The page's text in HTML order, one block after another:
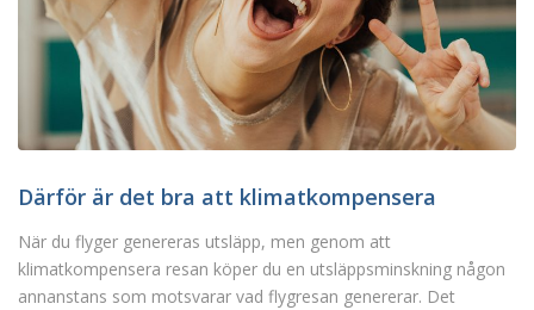
Därför är det bra att klimatkompensera
När du flyger genereras utsläpp, men genom att
klimatkompensera resan köper du en utsläppsminskning någon
annanstans som motsvarar vad flygresan genererar. Det